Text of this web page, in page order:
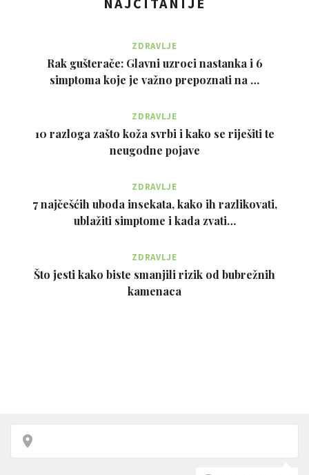
ZDRAVLJE
Rak gušterače: Glavni uzroci nastanka i 6
simptoma koje je važno prepoznati na …
ZDRAVLJE
10 razloga zašto koža svrbi i kako se riješiti te
neugodne pojave
ZDRAVLJE
7 najčešćih uboda insekata, kako ih razlikovati,
ublažiti simptome i kada zvati…
ZDRAVLJE
Što jesti kako biste smanjili rizik od bubrežnih
kamenaca